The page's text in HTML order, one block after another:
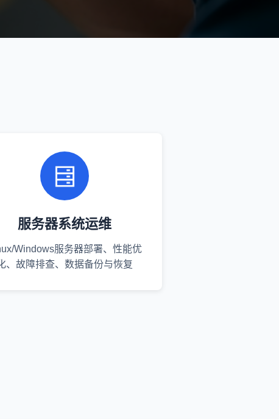
服务器系统运维
Windows服务器部署、性能优
、故障排查、数据备份与恢复